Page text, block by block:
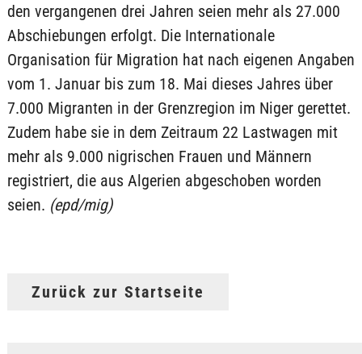
den vergangenen drei Jahren seien mehr als 27.000
Abschiebungen erfolgt. Die Internationale
Organisation für Migration hat nach eigenen Angaben
vom 1. Januar bis zum 18. Mai dieses Jahres über
7.000 Migranten in der Grenzregion im Niger gerettet.
Zudem habe sie in dem Zeitraum 22 Lastwagen mit
mehr als 9.000 nigrischen Frauen und Männern
registriert, die aus Algerien abgeschoben worden
seien. (epd/mig)
Zurück zur Startseite